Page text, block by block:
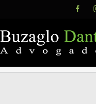
content